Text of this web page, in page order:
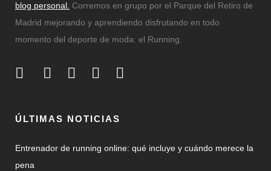
blog personal. Corremos en grupo por el Parque del Retiro de
Madrid mejorando y aprendiendo disfrutando en todo
momento del deporte de moda: el Running.
ÚLTIMAS NOTICIAS
Entrenador de running online: qué incluye y cuándo merece la
pena